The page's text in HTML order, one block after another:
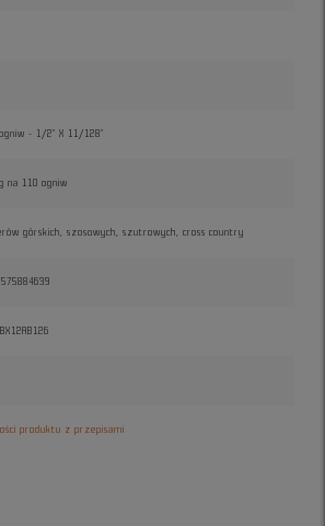
- 1/2" X 11/128"
na 110 ogniw
górskich, szosowych, szutrowych, cross country
BX12AB126
produktu z przepisami